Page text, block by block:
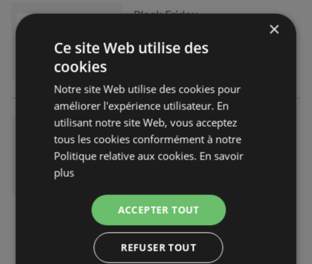
Black Friday
Expiré le : 30.09.2025
Black Friday
catalogue
Expiré le : 04.09.2025
×
Ce site Web utilise des
cookies
Notre site Web utilise des cookies pour
améliorer l'expérience utilisateur. En
utilisant notre site Web, vous acceptez
tous les cookies conformément à notre
Politique relative aux cookies. En savoir
plus
ACCEPTER TOUT
REFUSER TOUT